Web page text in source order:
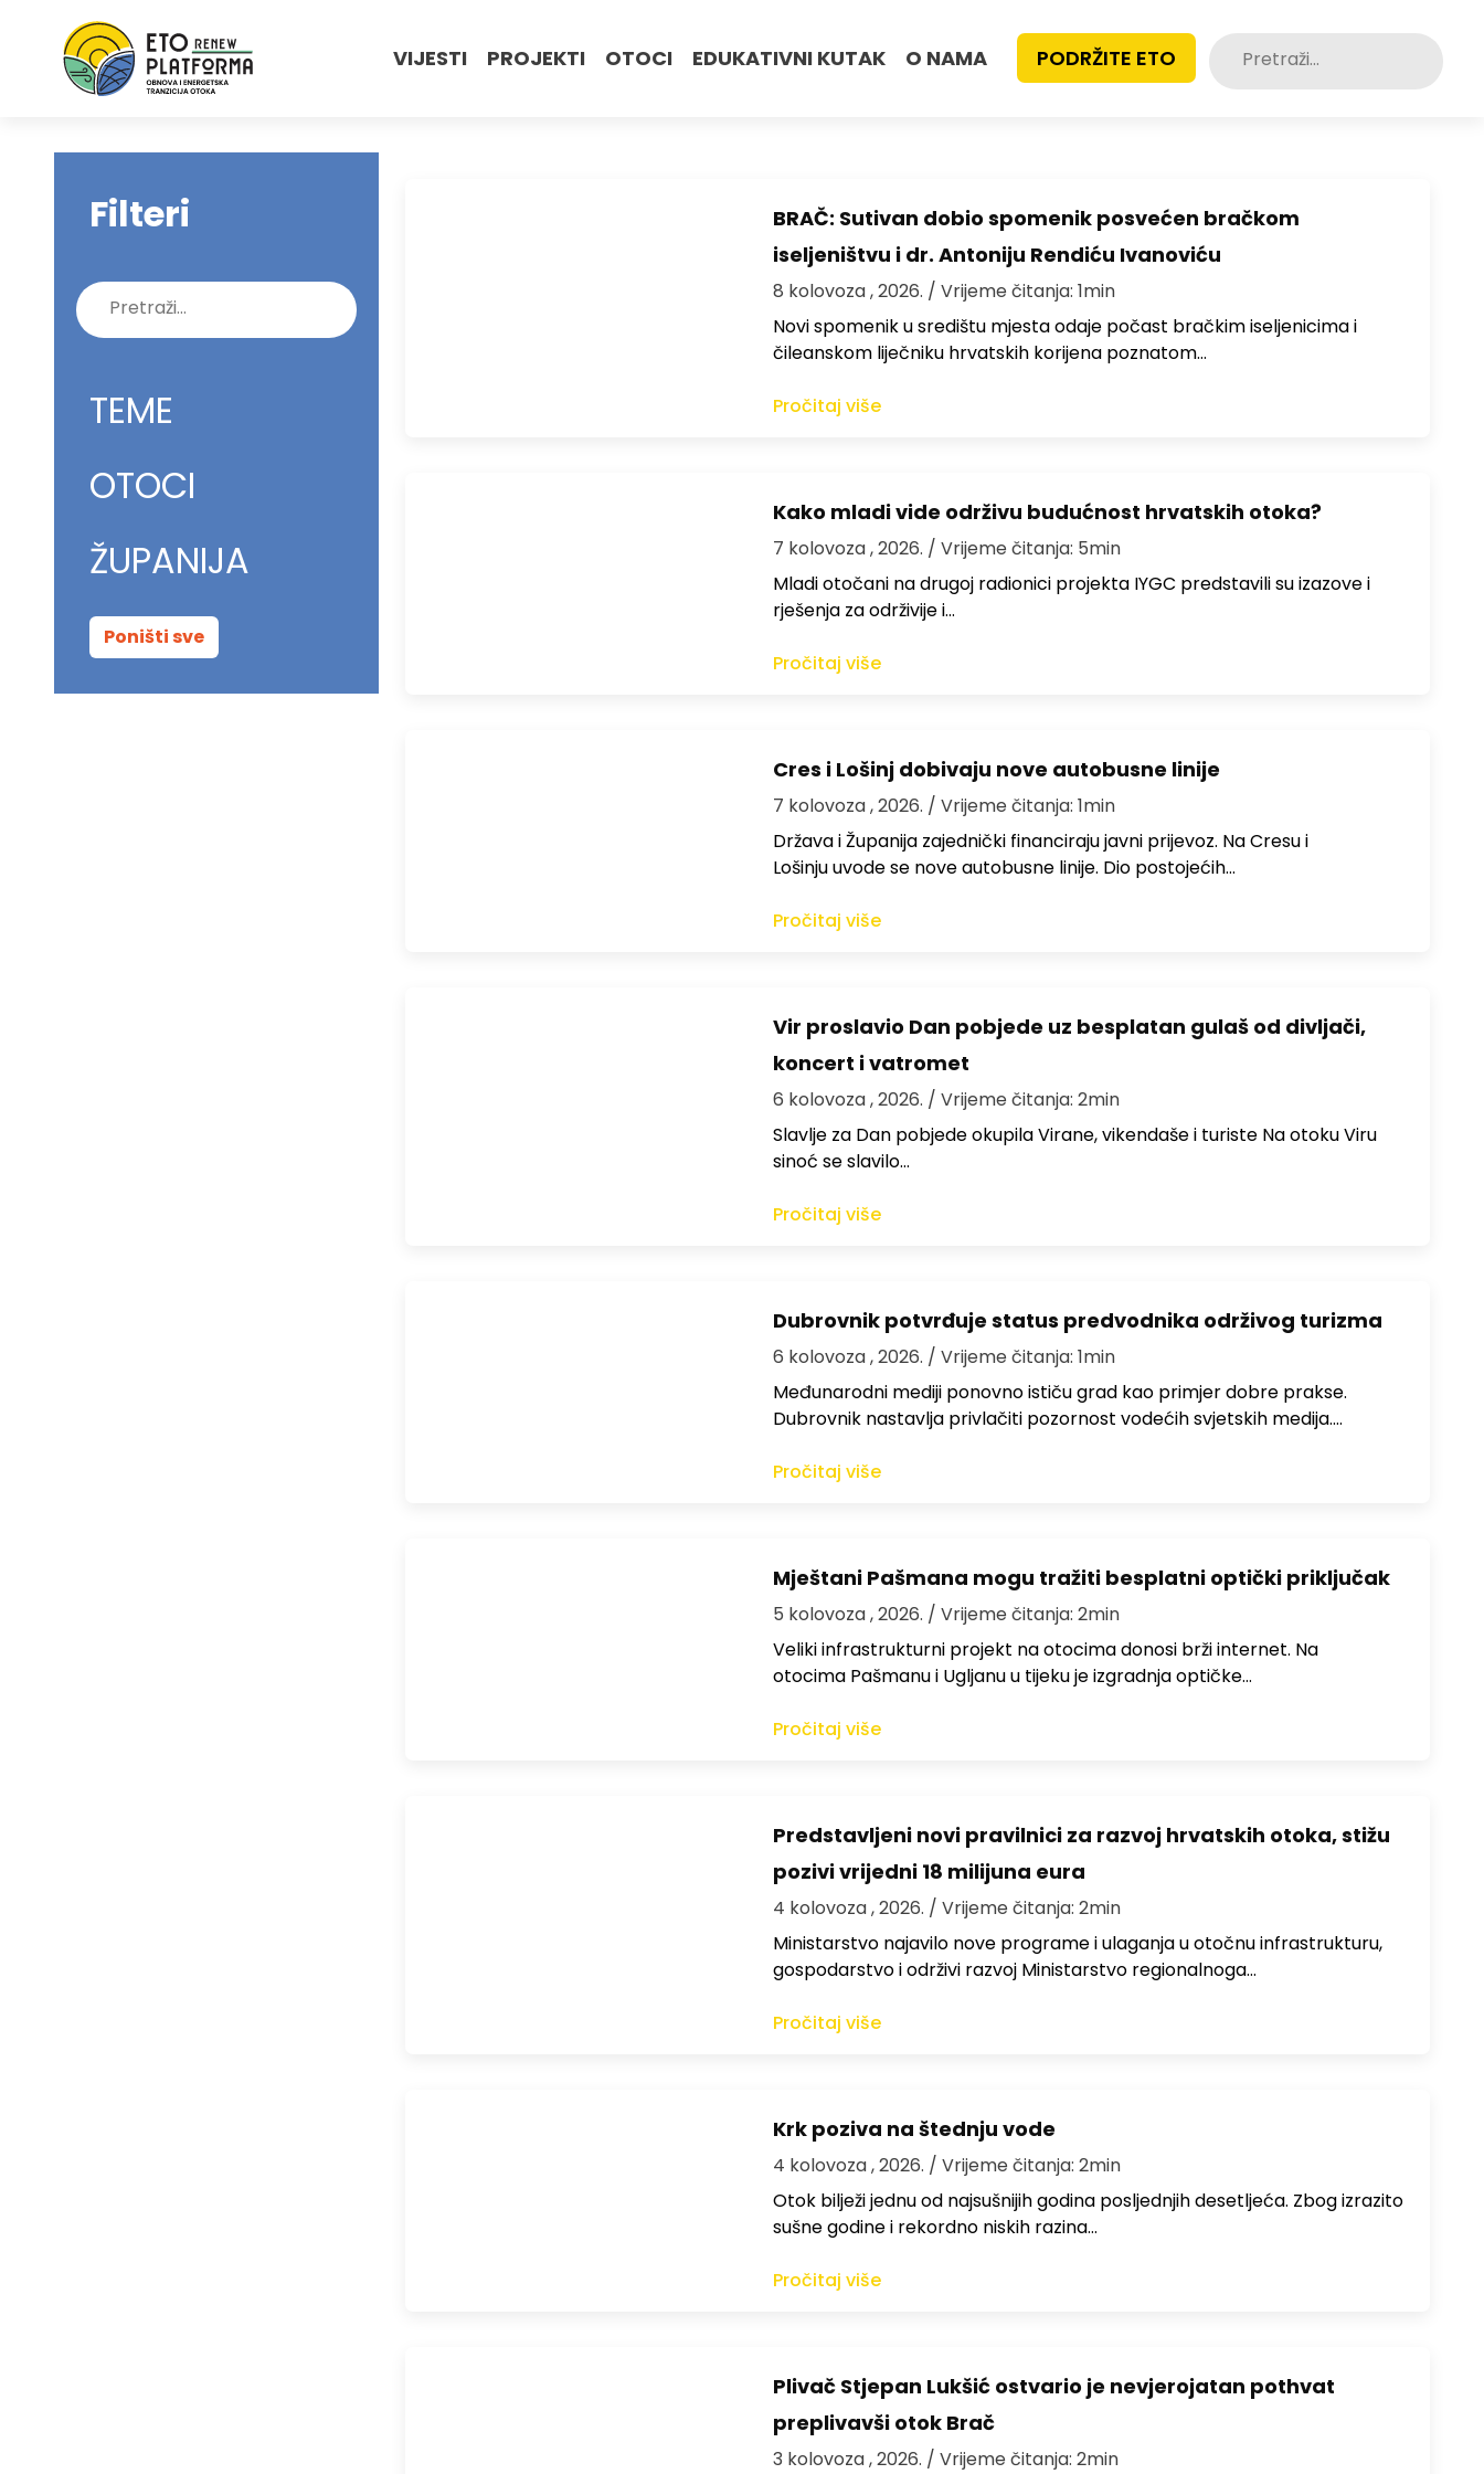
VIJESTI PROJEKTI OTOCI EDUKATIVNI KUTAK O NAMA PODRŽITE ETO Pretraži:
Filteri
Pretraži:
TEME
OTOCI
ŽUPANIJA
Poništi sve
BRAČ: Sutivan dobio spomenik posvećen bračkom
iseljeništvu i dr. Antoniju Rendiću Ivanoviću
8 kolovoza , 2026. / Vrijeme čitanja: 1min
Novi spomenik u središtu mjesta odaje počast bračkim iseljenicima i
čileanskom liječniku hrvatskih korijena poznatom…
Pročitaj više
Kako mladi vide održivu budućnost hrvatskih otoka?
7 kolovoza , 2026. / Vrijeme čitanja: 5min
Mladi otočani na drugoj radionici projekta IYGC predstavili su izazove i
rješenja za održivije i…
Pročitaj više
Cres i Lošinj dobivaju nove autobusne linije
7 kolovoza , 2026. / Vrijeme čitanja: 1min
Država i Županija zajednički financiraju javni prijevoz. Na Cresu i
Lošinju uvode se nove autobusne linije. Dio postojećih…
Pročitaj više
Vir proslavio Dan pobjede uz besplatan gulaš od divljači,
koncert i vatromet
6 kolovoza , 2026. / Vrijeme čitanja: 2min
Slavlje za Dan pobjede okupila Virane, vikendaše i turiste Na otoku Viru
sinoć se slavilo…
Pročitaj više
Dubrovnik potvrđuje status predvodnika održivog turizma
6 kolovoza , 2026. / Vrijeme čitanja: 1min
Međunarodni mediji ponovno ističu grad kao primjer dobre prakse.
Dubrovnik nastavlja privlačiti pozornost vodećih svjetskih medija.…
Pročitaj više
Mještani Pašmana mogu tražiti besplatni optički priključak
5 kolovoza , 2026. / Vrijeme čitanja: 2min
Veliki infrastrukturni projekt na otocima donosi brži internet. Na
otocima Pašmanu i Ugljanu u tijeku je izgradnja optičke…
Pročitaj više
Predstavljeni novi pravilnici za razvoj hrvatskih otoka, stižu
pozivi vrijedni 18 milijuna eura
4 kolovoza , 2026. / Vrijeme čitanja: 2min
Ministarstvo najavilo nove programe i ulaganja u otočnu infrastrukturu,
gospodarstvo i održivi razvoj Ministarstvo regionalnoga…
Pročitaj više
Krk poziva na štednju vode
4 kolovoza , 2026. / Vrijeme čitanja: 2min
Otok bilježi jednu od najsušnijih godina posljednjih desetljeća. Zbog izrazito
sušne godine i rekordno niskih razina…
Pročitaj više
Plivač Stjepan Lukšić ostvario je nevjerojatan pothvat
preplivavši otok Brač
3 kolovoza , 2026. / Vrijeme čitanja: 2min